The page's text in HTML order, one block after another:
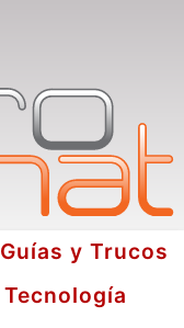
Guías y Trucos
Tecnología